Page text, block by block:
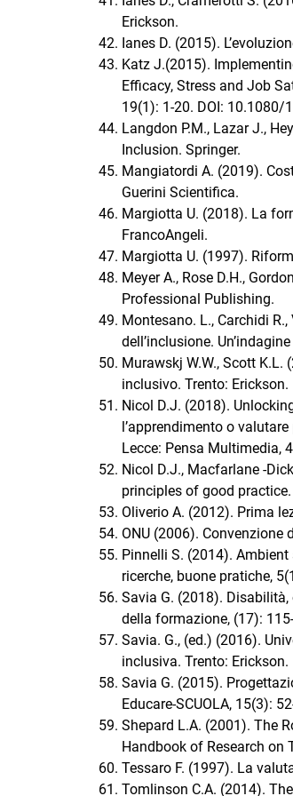
Erickson.
Ianes D. (2015).
Katz J.(2015).
Efficacy, Stress and Job
19(1): 1-20. DOI: 10.1080/
Langdon P.M., Lazar J.,
Inclusion. Springer.
Mangiatordi A. (2019).
Guerini Scientifica.
Margiotta U. (2018). La
FrancoAngeli.
Margiotta U. (1997).
Meyer A., Rose D.H.,
Professional Publishing.
Montesano. L., Carchidi
dell’inclusione.
Murawskj W.W., Scott
inclusivo. Trento: Erickson.
Nicol D.J. (2018).
l’apprendimento o
Lecce: Pensa Multimedia,
Nicol D.J., Macfarlane -
principles of good
Oliverio A. (2012). Prima
ONU (2006). Convenzione
Pinnelli S. (2014).
ricerche, buone pratiche,
Savia G. (2018).
della formazione, (17):
Savia. G., (ed.) (2016).
inclusiva. Trento: Erickson.
Savia G. (2015).
Educare-SCUOLA, 15(3):
Shepard L.A. (2001). The
Handbook of Research on
Tessaro F. (1997). La
Tomlinson C.A. (2014).